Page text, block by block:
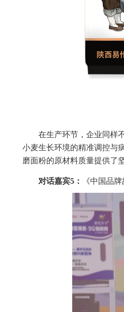
在生产环节，企业同样
小麦生长环境的精准调控与
磨面粉的原材料质量提供了
对话嘉宾5： 《中国品